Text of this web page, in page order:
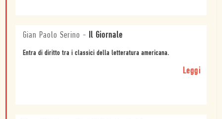
Gian Paolo Serino - Il Giornale
Entra di diritto tra i classici della letteratura americana.
Leggi